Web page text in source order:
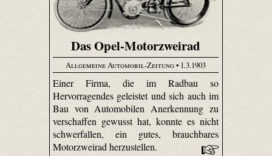
Das Opel-Motorzweirad
Allgemeine Automobil-Zeitung• 1.3.1903
Einer Firma, die im Radbau so
Hervorragendes geleistet und sich auch im
Bau von Automobilen Anerkennung zu
verschaffen gewusst hat, konnte es nicht
schwerfallen, ein gutes, brauchbares
Motorzweirad herzustellen.